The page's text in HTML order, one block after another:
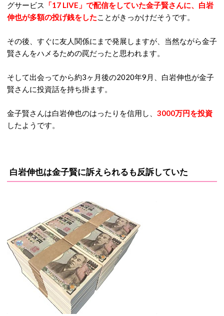
グサービス
「17 LIVE」で配信をしていた金子賢さんに、白岩
伸也が多額の投げ銭をしたことがきっかけだそうです。
その後、すぐに友人関係にまで発展しますが、当然ながら金子
賢さんをハメるための罠だったと思われます。
そして出会ってから約3ヶ月後の2020年9月、白岩伸也が金子
賢さんに投資話を持ち掛ます。
金子賢さんは白岩伸也のはったりを信用し、 3000万円を投資
したようです。
白岩伸也は金子賢に訴えられるも反訴していた